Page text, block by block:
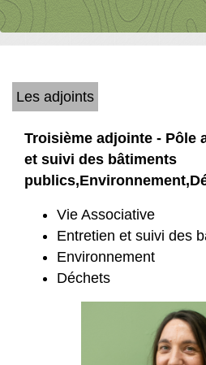
Les adjoints
Troisième adjointe - Pôle
et suivi des bâtiments
Vie Associative
Entretien et suivi des
Environnement
Déchets